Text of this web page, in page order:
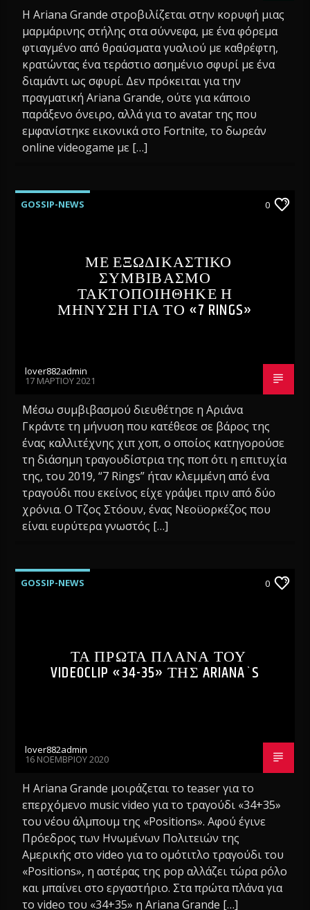
Η Ariana Grande στροβιλίζεται στην κορυφή μιας
μαρμάρινης στήλης στα σύννεφα, με ένα φόρεμα
φτιαγμένο από θραύσματα γυαλιού με καθρέφτη,
κρατώντας ένα τεράστιο ασημένιο σφυρί με ένα
διαμάντι ως σφυρί. Δεν πρόκειται για την
πραγματική Ariana Grande, ούτε για κάποιο
παράξενο όνειρο, αλλά για το avatar της που
εμφανίστηκε εικονικά στο Fortnite, το δωρεάν
online videogame με […]
GOSSIP-NEWS 0
ΜΕ ΕΞΩΔΙΚΑΣΤΙΚΟ
ΣΥΜΒΙΒΑΣΜΟ
ΤΑΚΤΟΠΟΙΗΘΗΚΕ Η
ΜΗΝΥΣΗ ΓΙΑ ΤΟ «7 RINGS»
lover882admin
17 ΜΑΡΤΊΟΥ 2021
Μέσω συμβιβασμού διευθέτησε η Αριάνα
Γκράντε τη μήνυση που κατέθεσε σε βάρος της
ένας καλλιτέχνης χιπ χοπ, ο οποίος κατηγορούσε
τη διάσημη τραγουδίστρια της ποπ ότι η επιτυχία
της, του 2019, “7 Rings” ήταν κλεμμένη από ένα
τραγούδι που εκείνος είχε γράψει πριν από δύο
χρόνια. Ο Τζος Στόουν, ένας Νεοϋορκέζος που
είναι ευρύτερα γνωστός […]
GOSSIP-NEWS 0
ΤΑ ΠΡΩΤΑ ΠΛΑΝΑ ΤΟΥ
VIDEOCLIP «34-35» ΤΗΣ ARIANA`S
lover882admin
16 ΝΟΕΜΒΡΊΟΥ 2020
Η Ariana Grande μοιράζεται το teaser για το
επερχόμενο music video για το τραγούδι «34+35»
του νέου άλμπουμ της «Positions». Αφού έγινε
Πρόεδρος των Ηνωμένων Πολιτειών της
Αμερικής στο video για το ομότιτλο τραγούδι του
«Positions», η αστέρας της pop αλλάζει τώρα ρόλο
και μπαίνει στο εργαστήριο. Στα πρώτα πλάνα για
το video του «34+35» η Ariana Grande […]